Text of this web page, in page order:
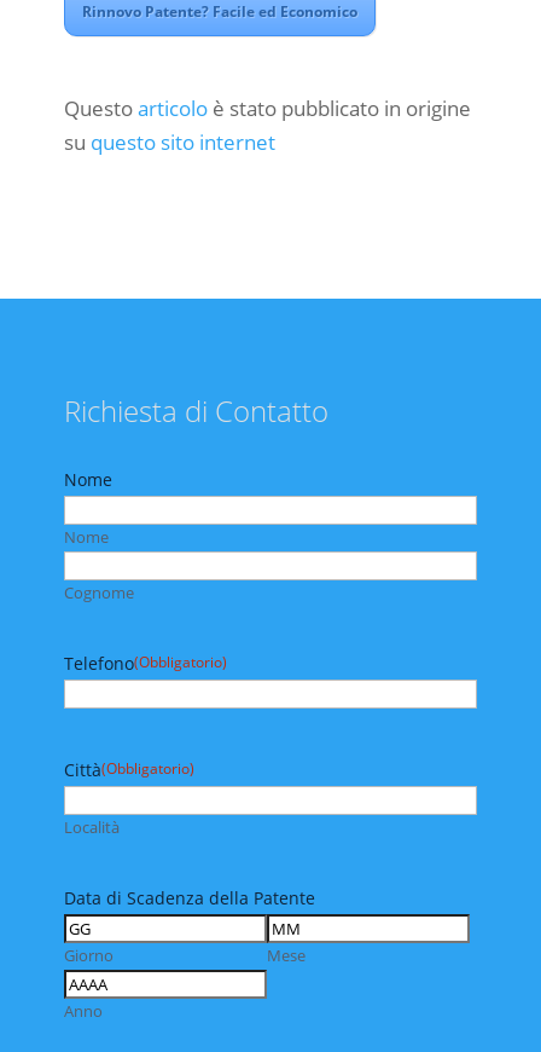
Rinnovo Patente? Facile ed Economico
Questoarticoloè stato pubblicato in origine
su questo sito internet
Richiesta di Contatto
Nome
Nome
Cognome
Telefono(Obbligatorio)
Città(Obbligatorio)
Località
Data di Scadenza della Patente
Giorno Mese
Anno